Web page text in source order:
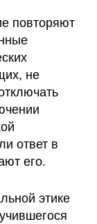
повторяют
не
ответ в
его.